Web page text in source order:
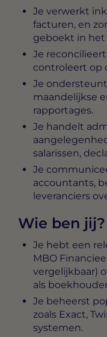
Je verwerkt
facturen, en
geboekt in
Je
controleert op
Je
maandelijkse
rapportages.
Je handelt
salarissen,
Je
accountants,
leveranciers
Wie ben jij?
Je hebt een
MBO
vergelijkbaar)
als
Je beheerst
zoals Exact,
systemen.